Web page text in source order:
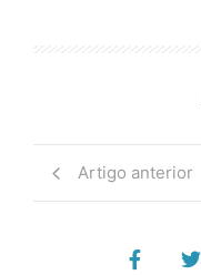
Artigo anterior